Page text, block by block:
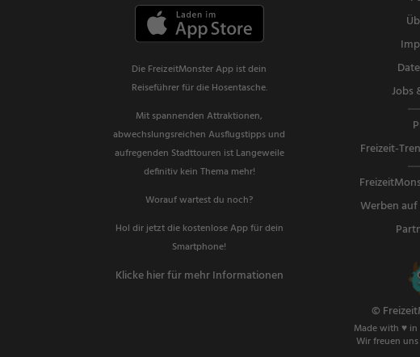
Die FreizeitMonster App ist dein
Reiseführer für die Hosentasche.
Mit spannenden Attraktionen,
abwechslungsreichen Ausflugstipps und
aufregenden Stadttouren ist Langeweile
definitiv kein Thema mehr!
Worauf wartest du noch?
Hol dir jetzt die kostenlose App für dein
Smartphone!
Klicke hier für mehr Informationen
Jobs
Freizeit-
Werben
©
Made with ♥
Wir freuen